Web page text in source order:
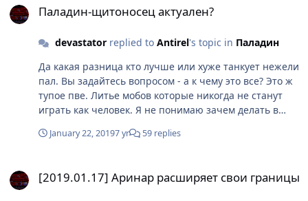
Паладин-щитоносец актуален?
devastatorreplied to Antirel's topic in Паладин
Да какая разница кто лучше или хуже танкует нежели
пал. Вы задайтесь вопросом - а к чему это все? Это ж
тупое пве. Литье мобов которые никогда не станут
играть как человек. Я не понимаю зачем делать в
случае не будете, так как играете только в одной
игры. Так что не заморачивайтесь кто там более
January 22, 20197 yr 59 replies
[2019.01.17] Аринар расширяет свои границы